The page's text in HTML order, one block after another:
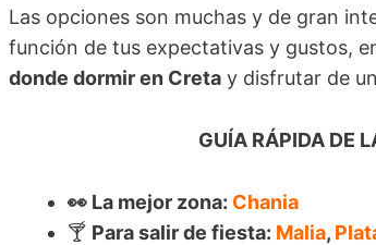
Las opciones son muchas y de gran
función de tus expectativas y gustos,
donde dormir en Creta y disfrutar de
GUÍA RÁPIDA DE
👀 La mejor zona: Chania
🍸 Para salir de fiesta: Malia,